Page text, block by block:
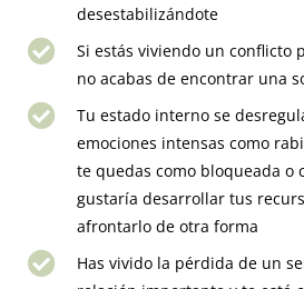
desestabilizándote
Si estás viviendo un conflicto
no acabas de encontrar una
Tu estado interno se
emociones intensas como
te quedas como bloqueada o
gustaría desarrollar tus
afrontarlo de otra forma
Has vivido la pérdida de un